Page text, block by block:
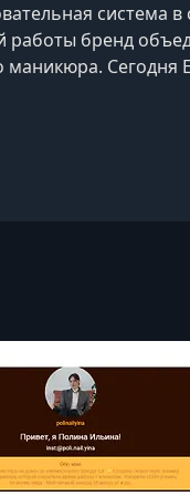
система
работы бренд
маникюра.